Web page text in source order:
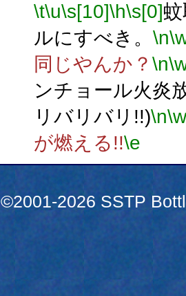
\t\u\s[10]\h\s[0]
ルにすべき。 \n
同じやんか？ \n
ンチョール火炎
リバリバリ!!)\n
が燃える!!\e
©2001-2026 SSTP